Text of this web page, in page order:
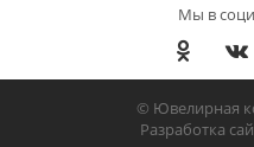
Мы в
© Ювелирная
Разработка